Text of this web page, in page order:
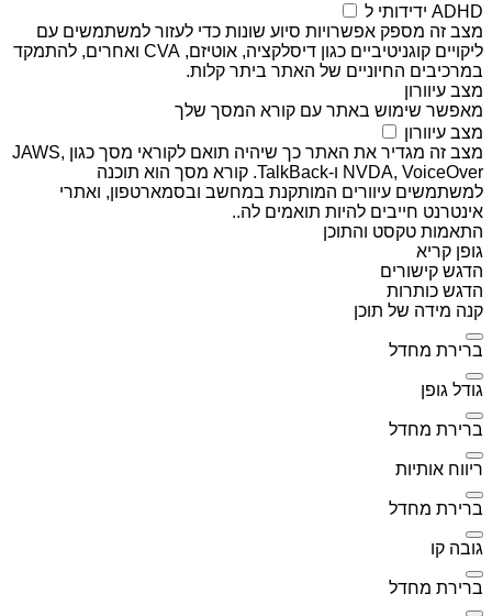
ADHD ידידותי ל
מצב זה מספק אפשרויות סיוע שונות כדי לעזור למשתמשים עם
ליקויים קוגניטיביים כגון דיסלקציה, אוטיזם, CVA ואחרים, להתמקד
במרכיבים החיוניים של האתר ביתר קלות.
מצב עיוורון
מאפשר שימוש באתר עם קורא המסך שלך
מצב עיוורון
מצב זה מגדיר את האתר כך שיהיה תואם לקוראי מסך כגון JAWS,
NVDA, VoiceOver ו-TalkBack. קורא מסך הוא תוכנה
למשתמשים עיוורים המותקנת במחשב ובסמארטפון, ואתרי
אינטרנט חייבים להיות תואמים לה..
התאמות טקסט והתוכן
גופן קריא
הדגש קישורים
הדגש כותרות
קנה מידה של תוכן
ברירת מחדל
גודל גופן
ברירת מחדל
ריווח אותיות
ברירת מחדל
גובה קו
ברירת מחדל